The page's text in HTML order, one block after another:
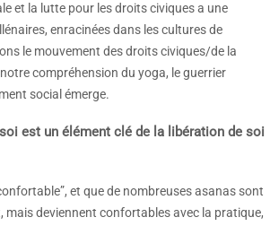
et la lutte pour les droits civiques a une
enracinées dans les cultures de
le mouvement des droits civiques/de la
compréhension du yoga, le guerrier
social émerge.
est un élément clé de la libération de soi
et que de nombreuses asanas sont
mais deviennent confortables avec la pratique,